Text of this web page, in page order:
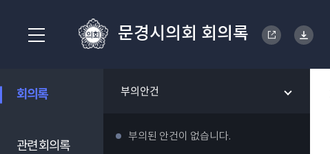
문경시의회 회의록
회의록 부의안건
부의된 안건이 없습니다.
관련 회의록